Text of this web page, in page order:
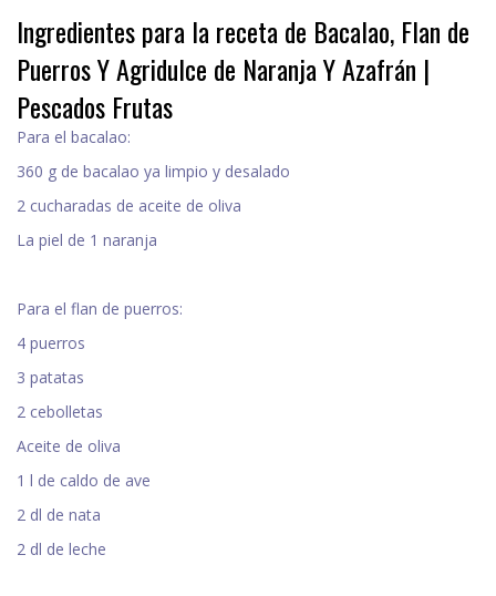
Ingredientes para la receta de Bacalao, Flan de
Puerros Y Agridulce de Naranja Y Azafrán |
Pescados Frutas
Para el bacalao:
360 g de bacalao ya limpio y desalado
2 cucharadas de aceite de oliva
La piel de 1 naranja
Para el flan de puerros:
4 puerros
3 patatas
2 cebolletas
Aceite de oliva
1 l de caldo de ave
2 dl de nata
2 dl de leche